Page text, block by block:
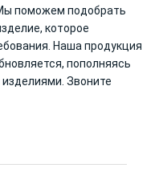
поможем подобрать
которое
Наша продукция
пополняясь
Звоните